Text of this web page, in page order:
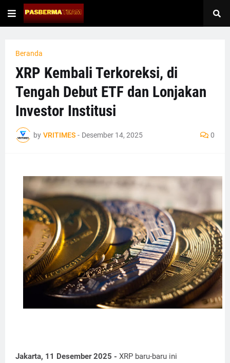
Beranda
XRP Kembali Terkoreksi, di
Tengah Debut ETF dan Lonjakan
Investor Institusi
by VRITIMES - Desember 14, 2025 0
Jakarta, 11 Desember 2025 - XRP baru-baru ini